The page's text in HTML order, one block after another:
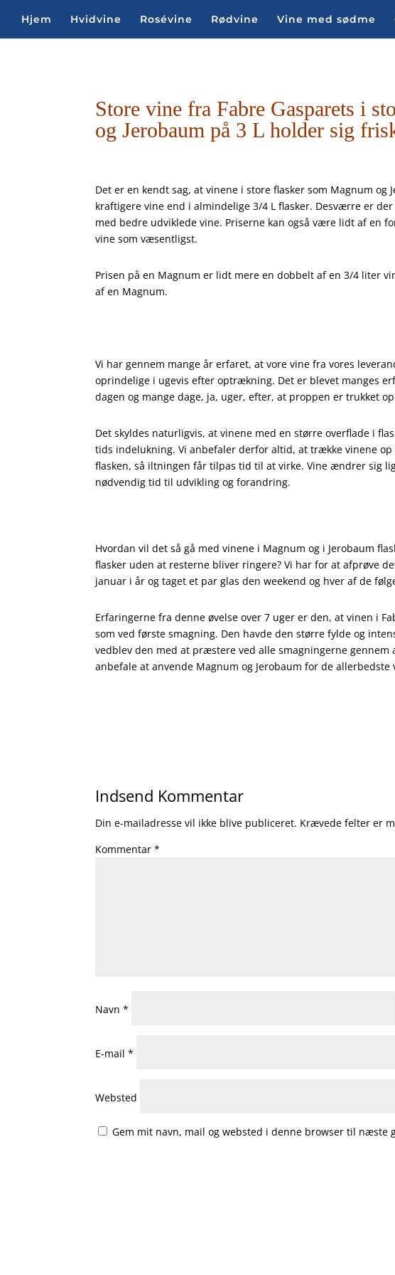
Hjem Hvidvine Rosévine Rødvine Vine med sødme
Store vine fra Fabre Gasparets i
og Jerobaum på 3 L holder sig
Det er en kendt sag, at vinene i store flasker som Magnum
kraftigere vine end i almindelige 3/4 L flasker. Desværre er
med bedre udviklede vine. Priserne kan også være lidt af en
vine som væsentligst.
Prisen på en Magnum er lidt mere en dobbelt af en 3/4 liter
af en Magnum.
Vi har gennem mange år erfaret, at vore vine fra vores
oprindelige i ugevis efter optrækning. Det er blevet manges
dagen og mange dage, ja, uger, efter, at proppen er trukket
Det skyldes naturligvis, at vinene med en større overflade i
tids indelukning. Vi anbefaler derfor altid, at trække vinene
flasken, så iltningen får tilpas tid til at virke. Vine ændrer sig
nødvendig tid til udvikling og forandring.
Hvordan vil det så gå med vinene i Magnum og i Jerobaum
flasker uden at resterne bliver ringere? Vi har for at afprøve
januar i år og taget et par glas den weekend og hver af de
Erfaringerne fra denne øvelse over 7 uger er den, at vinen i
som ved første smagning. Den havde den større fylde og
vedblev den med at præstere ved alle smagningerne
anbefale at anvende Magnum og Jerobaum for de allerbedste
Indsend Kommentar
Din e-mailadresse vil ikke blive publiceret. Krævede felter er
Kommentar*
Navn*
E-mail*
Websted
Gem mit navn, mail og websted i denne browser til næste